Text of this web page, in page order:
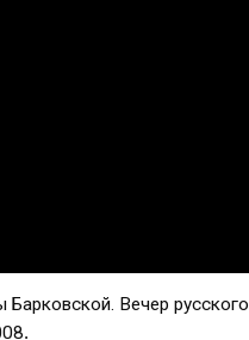
Вечер русского
.